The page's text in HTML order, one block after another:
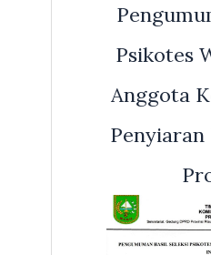
Psikotes
Anggota